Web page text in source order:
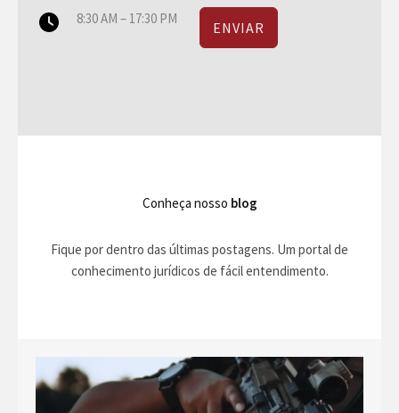
8:30 AM – 17:30 PM
ENVIAR
Conheça nosso blog
Fique por dentro das últimas postagens. Um portal de
conhecimento jurídicos de fácil entendimento.